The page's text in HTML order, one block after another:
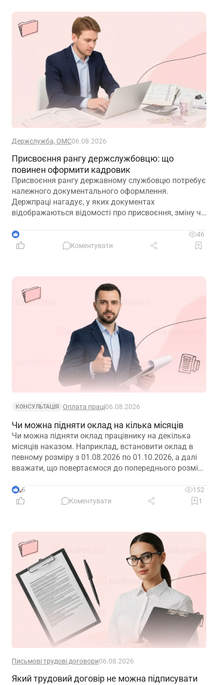
Держслужба, ОМС06.08.2026
Присвоєння рангу держслужбовцю: що
повинен оформити кадровик
Присвоєння рангу державному службовцю потребує
належного документального оформлення.
Держпраці нагадує, у яких документах
відображаються відомості про присвоєння, зміну чи
1
46
Коментувати
КОНСУЛЬТАЦІЯ Оплата праці06.08.2026
Чи можна підняти оклад на кілька місяців
Чи можна підняти оклад працівнику на декілька
місяців наказом. Наприклад, встановити оклад в
певному розміру з 01.08.2026 по 01.10.2026, а далі
вважати, що повертаємося до попереднього розміру
5
152
Коментувати
1
Письмові трудові договори06.08.2026
Який трудовий договір не можна підписувати